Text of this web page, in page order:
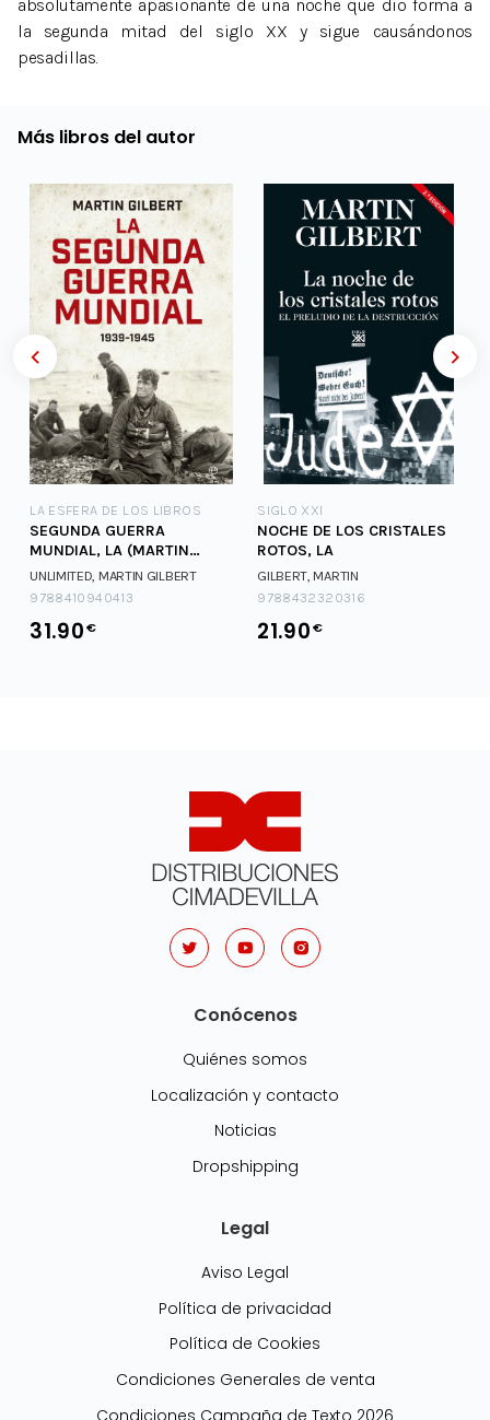
absolutamente apasionante de una noche que dio forma a
la segunda mitad del siglo XX y sigue causándonos
pesadillas.
Más libros del autor
LA ESFERA DE LOS LIBROS
SEGUNDA GUERRA
MUNDIAL, LA (MARTIN
GILBERT). EDICION 80 ANIV
UNLIMITED, MARTIN GILBERT
9788410940413
31.90€
SIGLO XXI
NOCHE DE LOS CRISTALES
ROTOS, LA
GILBERT, MARTIN
9788432320316
21.90€
Conócenos
Quiénes somos
Localización y contacto
Noticias
Dropshipping
Legal
Aviso Legal
Política de privacidad
Política de Cookies
Condiciones Generales de venta
Condiciones Campaña de Texto 2026